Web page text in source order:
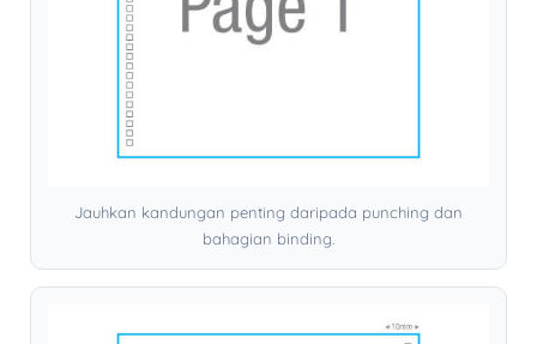
Jauhkan kandungan penting daripada punching dan
bahagian binding.